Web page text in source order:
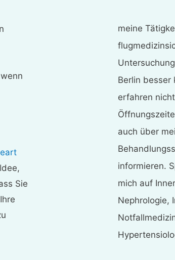
Sie
meine
Berlin besser
erfahren
auch über
informieren.
mich auf
Nephrologie,